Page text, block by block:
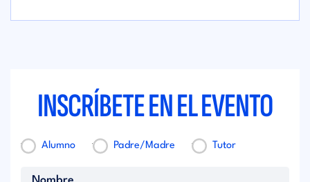
INSCRÍBETE EN EL EVENTO
Alumno Padre/Madre Tutor